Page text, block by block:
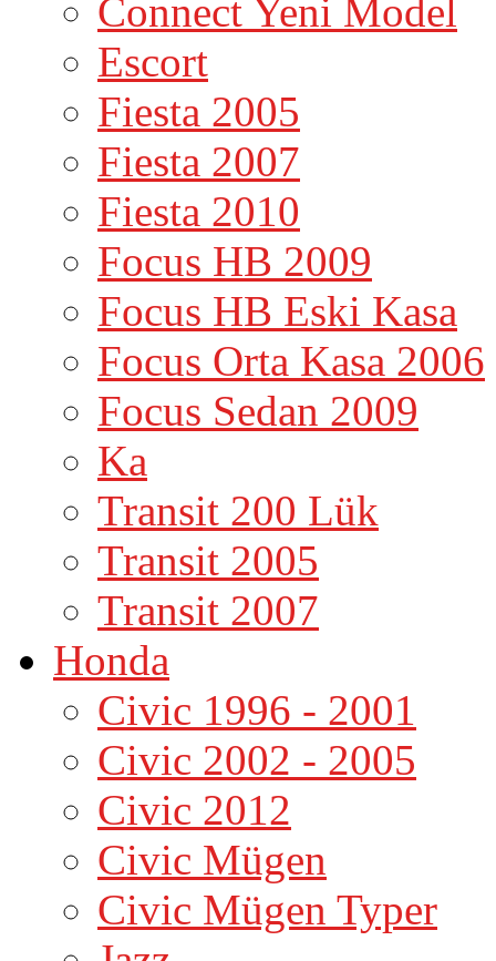
Connect Yeni Model
Escort
Fiesta 2005
Fiesta 2007
Fiesta 2010
Focus HB 2009
Focus HB Eski Kasa
Focus Orta Kasa 2006
Focus Sedan 2009
Ka
Transit 200 Lük
Transit 2005
Transit 2007
Honda
Civic 1996 - 2001
Civic 2002 - 2005
Civic 2012
Civic Mügen
Civic Mügen Typer